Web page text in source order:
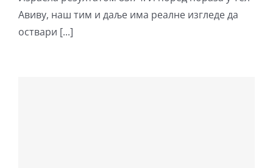
Авиву, наш тим и даље има реалне изгледе да
оствари [...]